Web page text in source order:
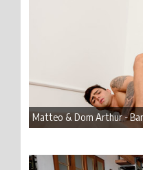
Matteo & Dom Arthur -